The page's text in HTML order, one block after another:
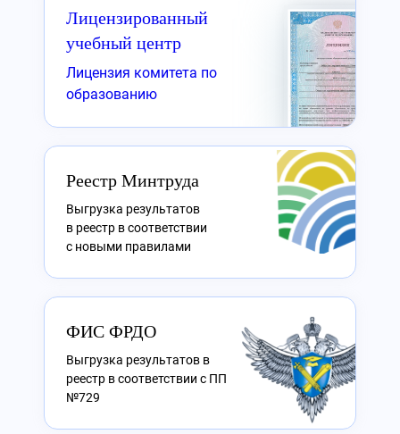
Лицензированный
учебный центр
Лицензия комитета по
образованию
Реестр Минтруда
Выгрузка результатов
в реестр в соответствии
с новыми правилами
ФИС ФРДО
Выгрузка результатов в
реестр в соответствии с ПП
№729